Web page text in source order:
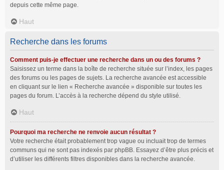
depuis cette même page.
Haut
Recherche dans les forums
Comment puis-je effectuer une recherche dans un ou des forums ?
Saisissez un terme dans la boîte de recherche située sur l’index, les pages
des forums ou les pages de sujets. La recherche avancée est accessible
en cliquant sur le lien « Recherche avancée » disponible sur toutes les
pages du forum. L’accès à la recherche dépend du style utilisé.
Haut
Pourquoi ma recherche ne renvoie aucun résultat ?
Votre recherche était probablement trop vague ou incluait trop de termes
communs qui ne sont pas indexés par phpBB. Essayez d’être plus précis et
d’utiliser les différents filtres disponibles dans la recherche avancée.